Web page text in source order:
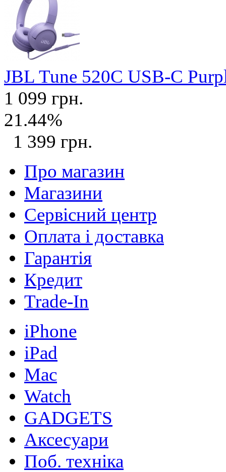
JBL Tune 520C USB-C
1 099 грн.
21.44%
1 399 грн.
Про магазин
Магазини
Сервісний центр
Оплата і доставка
Гарантія
Кредит
Trade-In
iPhone
iPad
Mac
Watch
GADGETS
Аксесуари
Поб. техніка